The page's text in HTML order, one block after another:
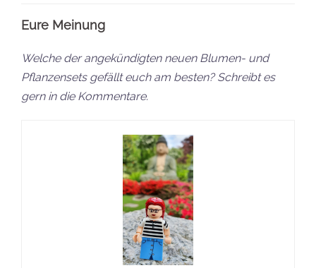
Eure Meinung
Welche der angekündigten neuen Blumen- und
Pflanzensets gefällt euch am besten? Schreibt es
gern in die Kommentare.